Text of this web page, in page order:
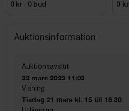
0 kr · 0 bud 0 kr
Auktionsinformation
Auktionsavslut
22 mars 2023 11:03
Visning
Tisdag 21 mars kl. 15 till 16.30